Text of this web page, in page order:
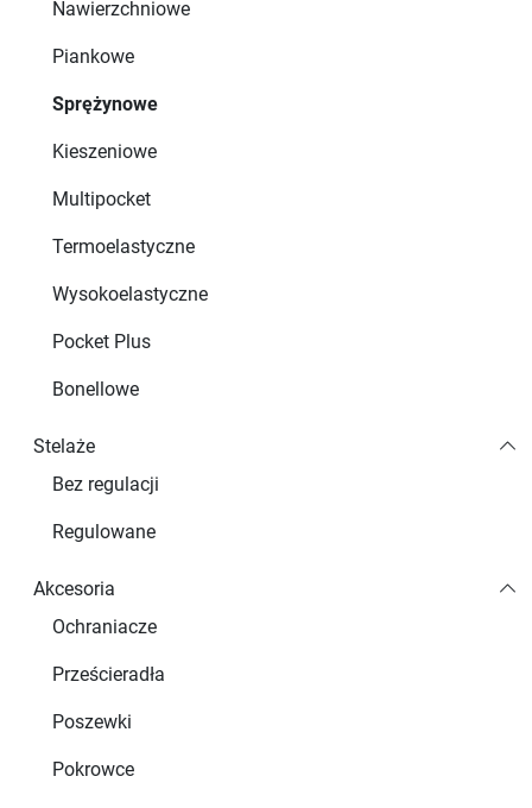
Nawierzchniowe
Piankowe
Sprężynowe
Kieszeniowe
Multipocket
Termoelastyczne
Wysokoelastyczne
Pocket Plus
Bonellowe
Stelaże
Bez regulacji
Regulowane
Akcesoria
Ochraniacze
Prześcieradła
Poszewki
Pokrowce